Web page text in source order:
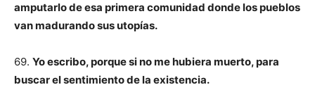
amputarlo de esa primera comunidad donde los pueblos
van madurando sus utopías.
69. Yo escribo, porque si no me hubiera muerto, para
buscar el sentimiento de la existencia.